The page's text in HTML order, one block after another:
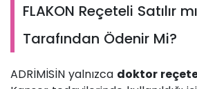
FLAKON Reçeteli Satılır
Tarafından Ödenir Mi?
ADRİMİSİN yalnızca doktor